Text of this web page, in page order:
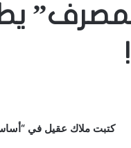
كتبت ملاك عقيل في